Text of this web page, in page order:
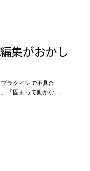
集がおかし
ラグインで不具合
」「固まって動かな…